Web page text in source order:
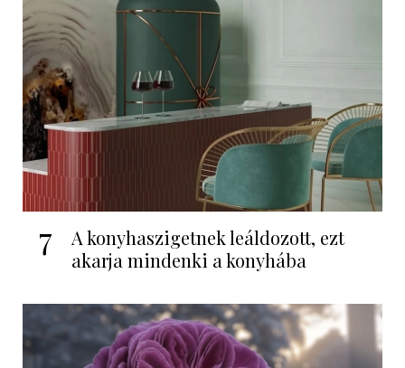
7
A konyhaszigetnek leáldozott, ezt
akarja mindenki a konyhába